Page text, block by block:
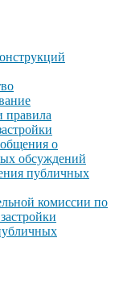
правила
о
обсуждений
публичных
комиссии по